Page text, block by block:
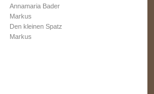
Annamaria Bader
Markus
Den kleinen Spatz
Markus